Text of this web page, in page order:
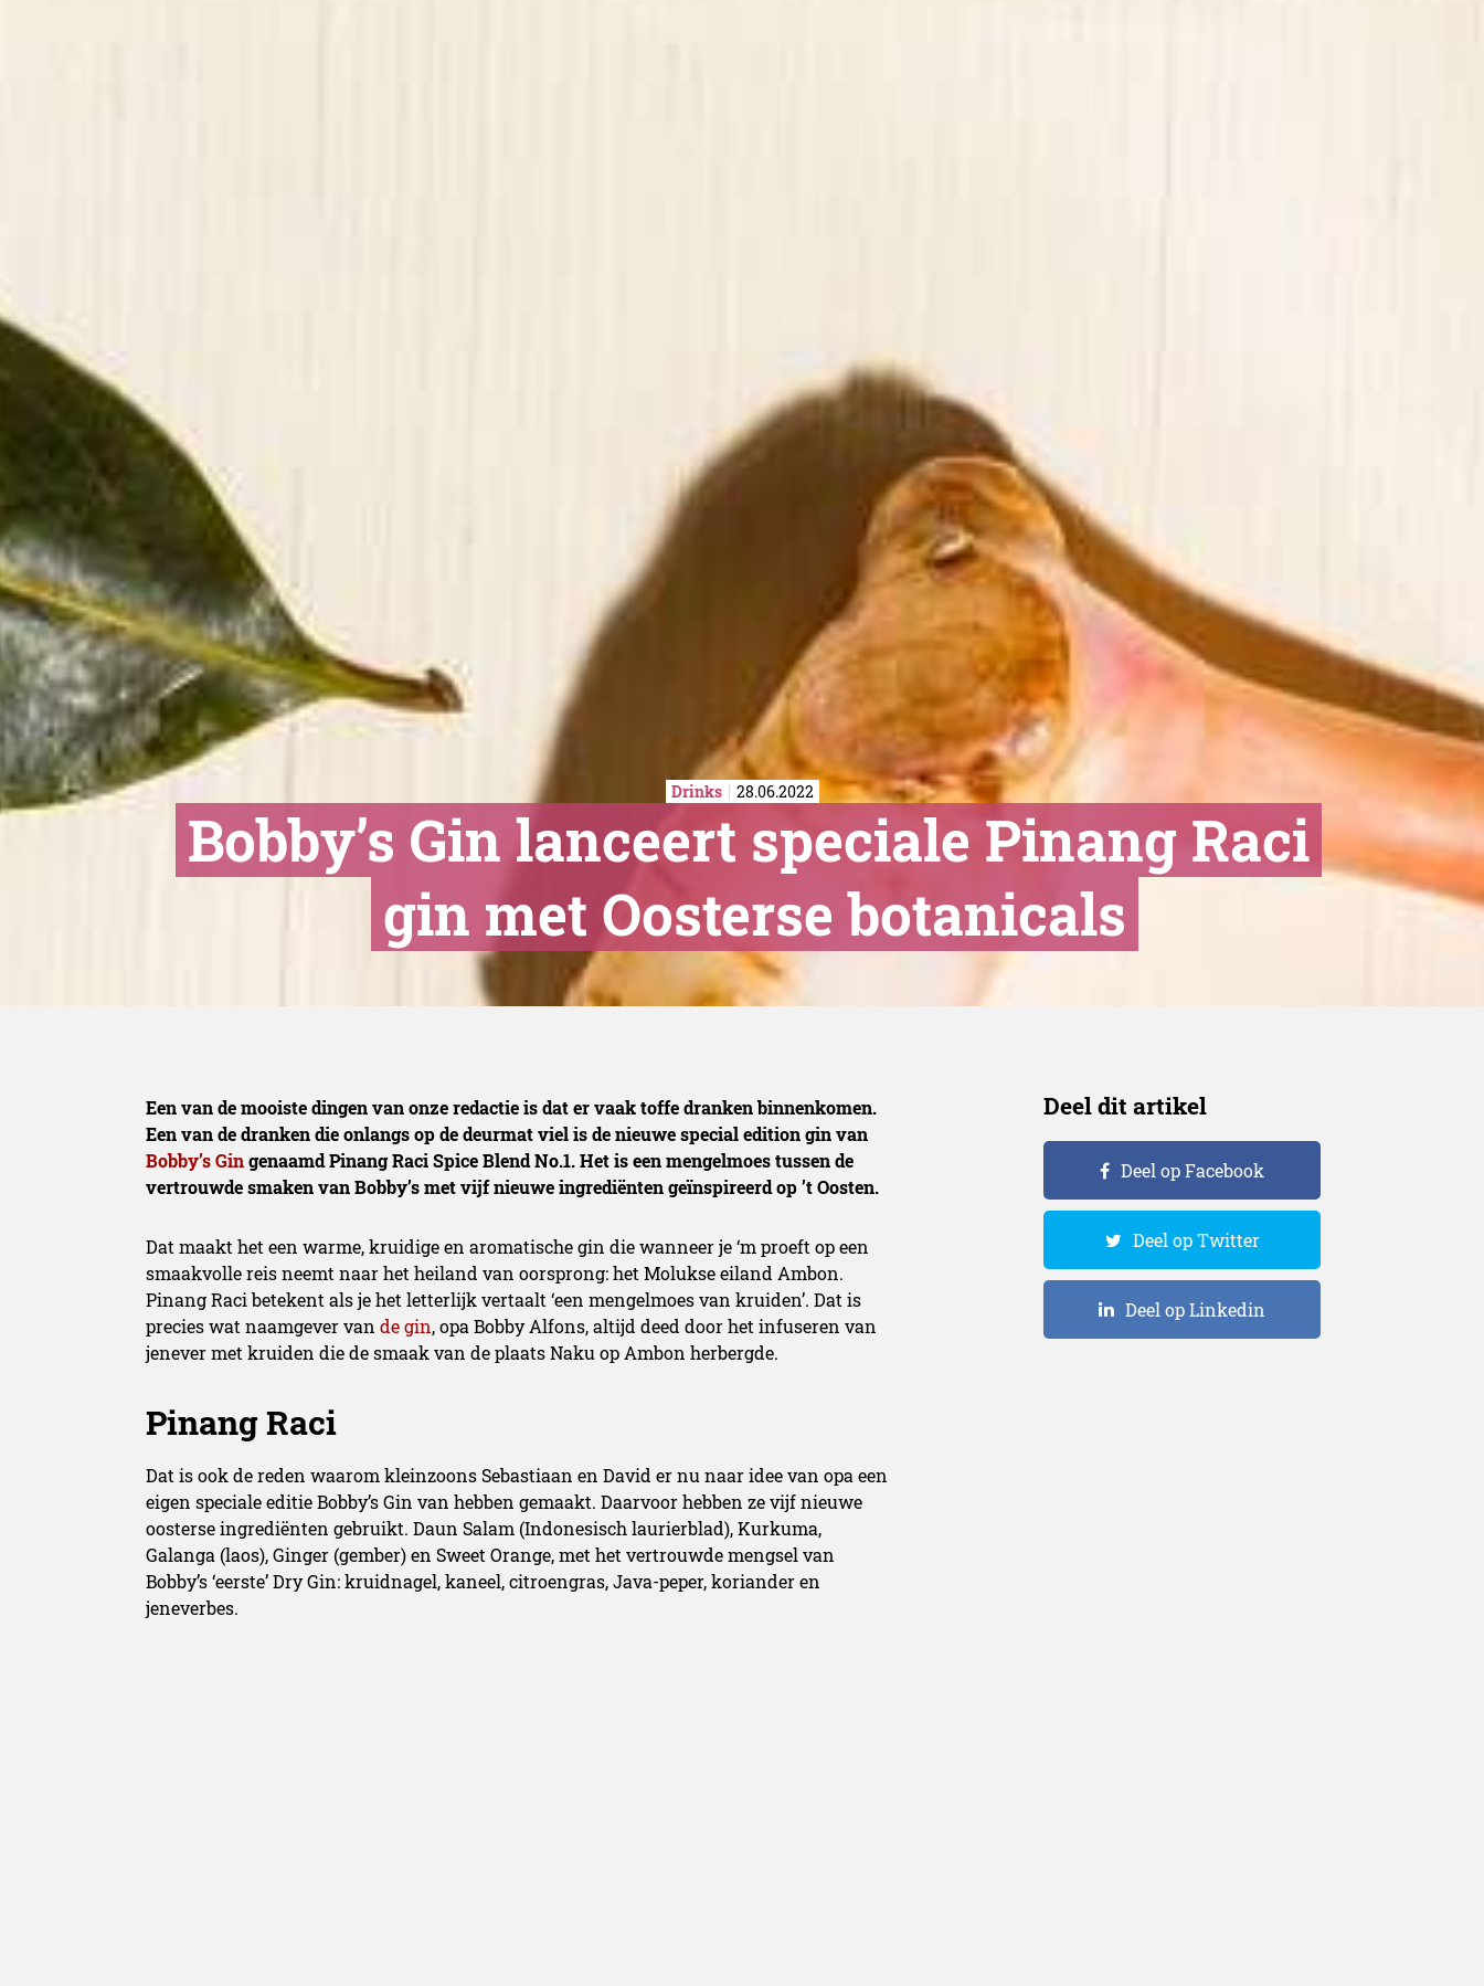
Drinks 28.06.2022
Bobby’s Gin lanceert speciale Pinang Raci
gin met Oosterse botanicals
Een van de mooiste dingen van onze redactie is dat er vaak toffe dranken binnenkomen.
Een van de dranken die onlangs op de deurmat viel is de nieuwe special edition gin van
Bobby’s Gingenaamd Pinang Raci Spice Blend No.1. Het is een mengelmoes tussen de
vertrouwde smaken van Bobby’s met vijf nieuwe ingrediënten geïnspireerd op ’t Oosten.
Dat maakt het een warme, kruidige en aromatische gin die wanneer je ‘m proeft op een
smaakvolle reis neemt naar het heiland van oorsprong: het Molukse eiland Ambon.
Pinang Raci betekent als je het letterlijk vertaalt ‘een mengelmoes van kruiden’. Dat is
precies wat naamgever van de gin, opa Bobby Alfons, altijd deed door het infuseren van
jenever met kruiden die de smaak van de plaats Naku op Ambon herbergde.
Pinang Raci
Dat is ook de reden waarom kleinzoons Sebastiaan en David er nu naar idee van opa een
eigen speciale editie Bobby’s Gin van hebben gemaakt. Daarvoor hebben ze vijf nieuwe
oosterse ingrediënten gebruikt. Daun Salam (Indonesisch laurierblad), Kurkuma,
Galanga (laos), Ginger (gember) en Sweet Orange, met het vertrouwde mengsel van
Bobby’s ‘eerste’ Dry Gin: kruidnagel, kaneel, citroengras, Java-peper, koriander en
jeneverbes.
Deel dit artikel
Deel op Facebook
Deel op Twitter
Deel op Linkedin